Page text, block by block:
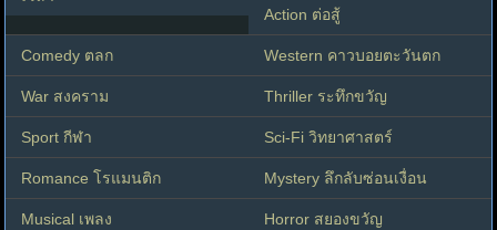
Action ต่อสู้
Comedy ตลก Western คาวบอยตะวันตก
War สงคราม Thriller ระทึกขวัญ
Sport กีฬา Sci-Fi วิทยาศาสตร์
Romance โรแมนติก Mystery ลึกลับซ่อนเงื่อน
Musical เพลง Horror สยองขวัญ